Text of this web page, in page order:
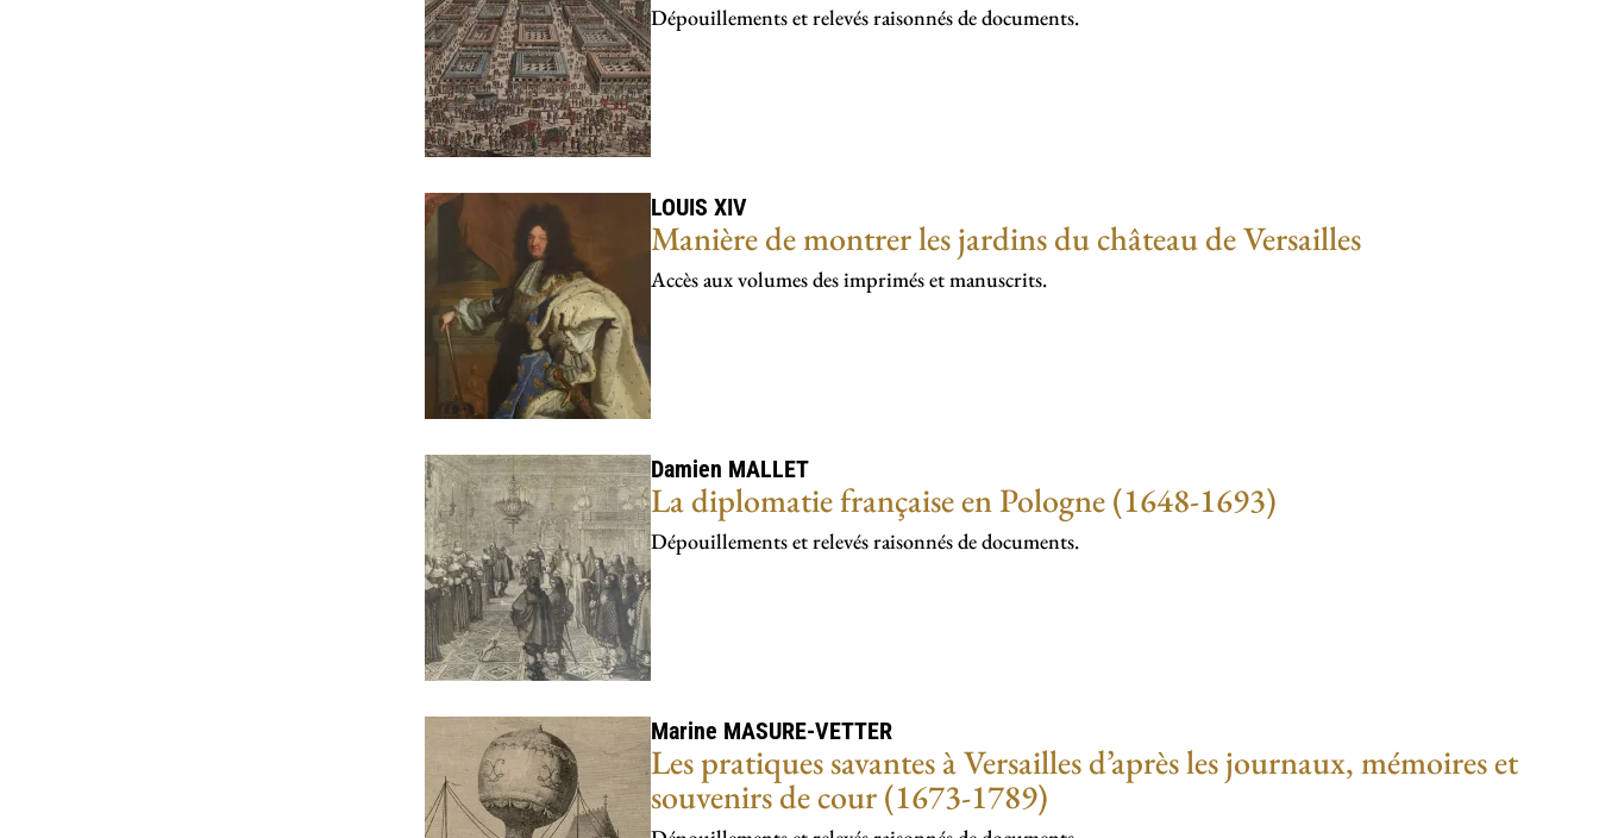
Dépouillements et relevés raisonnés de documents.
LOUIS XIV
Manière de montrer les jardins du château de Versailles
Accès aux volumes des imprimés et manuscrits.
Damien MALLET
La diplomatie française en Pologne (1648-1693)
Dépouillements et relevés raisonnés de documents.
Marine MASURE-VETTER
Les pratiques savantes à Versailles d’après les journaux, mémoires et
souvenirs de cour (1673-1789)